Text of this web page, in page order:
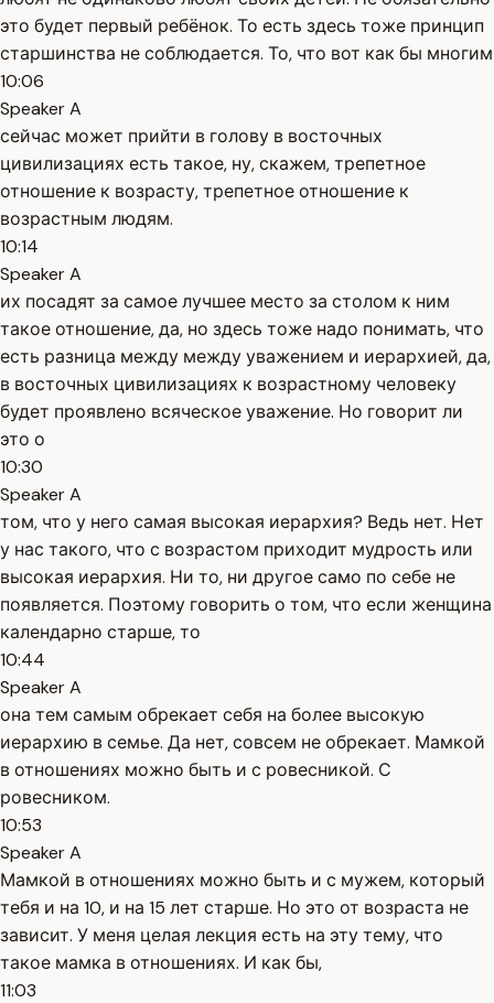
это будет первый ребёнок. То есть здесь тоже принцип
старшинства не соблюдается. То, что вот как бы многим
10:06
Speaker A
сейчас может прийти в голову в восточных
цивилизациях есть такое, ну, скажем, трепетное
отношение к возрасту, трепетное отношение к
возрастным людям.
10:14
Speaker A
их посадят за самое лучшее место за столом к ним
такое отношение, да, но здесь тоже надо понимать, что
есть разница между между уважением и иерархией, да,
в восточных цивилизациях к возрастному человеку
будет проявлено всяческое уважение. Но говорит ли
это о
10:30
Speaker A
том, что у него самая высокая иерархия? Ведь нет. Нет
у нас такого, что с возрастом приходит мудрость или
высокая иерархия. Ни то, ни другое само по себе не
появляется. Поэтому говорить о том, что если женщина
календарно старше, то
10:44
Speaker A
она тем самым обрекает себя на более высокую
иерархию в семье. Да нет, совсем не обрекает. Мамкой
в отношениях можно быть и с ровесникой. С
ровесником.
10:53
Speaker A
Мамкой в отношениях можно быть и с мужем, который
тебя и на 10, и на 15 лет старше. Но это от возраста не
зависит. У меня целая лекция есть на эту тему, что
такое мамка в отношениях. И как бы,
11:03